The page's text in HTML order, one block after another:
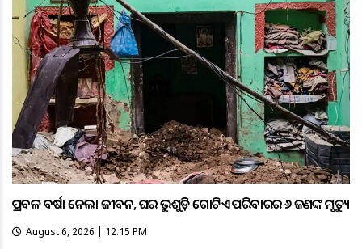
ପ୍ରବଳ ବର୍ଷା ନେଲା ଜୀବନ, ଘର ଭୁଶୁଡ଼ି ଗୋଟିଏ ପରିବାରର ୬ ଜଣଙ୍କ ମୃତ୍ୟୁ
August 6, 2026 | 12:15 PM